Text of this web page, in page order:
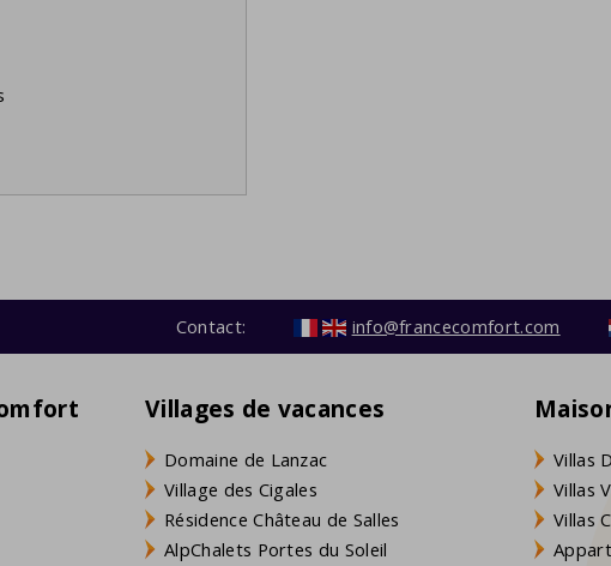
Contact: info@francecomfort.com
Villages de vacances
Domaine de Lanzac
Village des Cigales
Résidence Château de Salles
AlpChalets Portes du Soleil
Villas
Villas
Villas